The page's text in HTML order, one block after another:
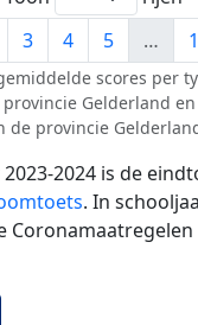
3 4 5 …
scores per
Gelderland
de provincie
2024 is de
. In